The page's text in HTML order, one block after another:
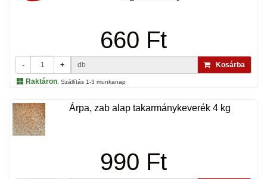
660 Ft
- + db
Kosárba
Raktáron , Szállítás 1-3 munkanap
Árpa, zab alap takarmánykeverék 4 kg
990 Ft